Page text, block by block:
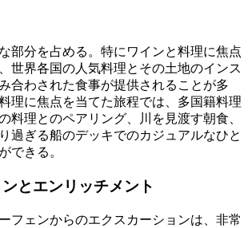
部分を占める。特にワインと料理に焦点
世界各国の人気料理とその土地のインス
合わされた食事が提供されることが多
理に焦点を当てた旅程では、多国籍料理
料理とのペアリング、川を見渡す朝食、
過ぎる船のデッキでのカジュアルなひと
できる。
とエンリッチメント
フェンからのエクスカーションは、非常